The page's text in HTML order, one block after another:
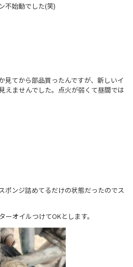
不始動でした(笑)
見てから部品買ったんですが、新しいイ
えませんでした。点火が弱くて昼間では
ポンジ詰めてるだけの状態だったのでス
オイルつけてOKとします。